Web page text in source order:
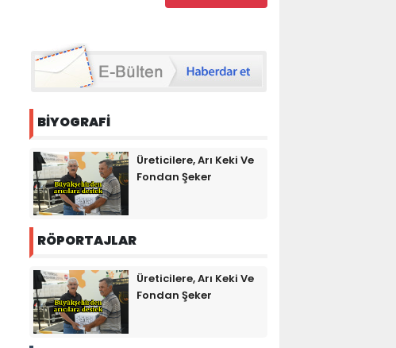
BİYOGRAFİ
Üreticilere, Arı Keki Ve
Fondan Şeker
RÖPORTAJLAR
Üreticilere, Arı Keki Ve
Fondan Şeker